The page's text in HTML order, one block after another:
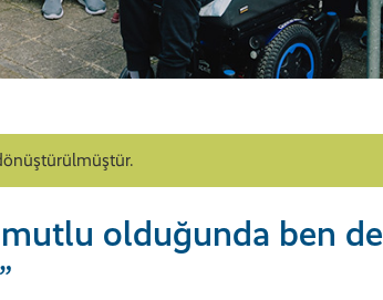
mutlu olduğunda ben de